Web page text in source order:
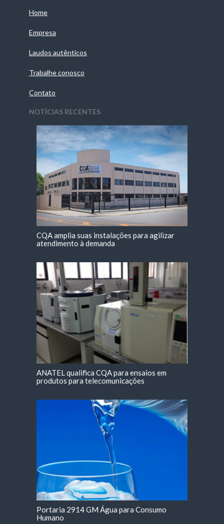
Home
Empresa
Laudos autênticos
Trabalhe conosco
Contato
NOTÍCIAS RECENTES
CQA amplia suas instalações para agilizar
atendimento à demanda
ANATEL qualifica CQA para ensaios em
produtos para telecomunicações
Portaria 2914 GM Água para Consumo
Humano